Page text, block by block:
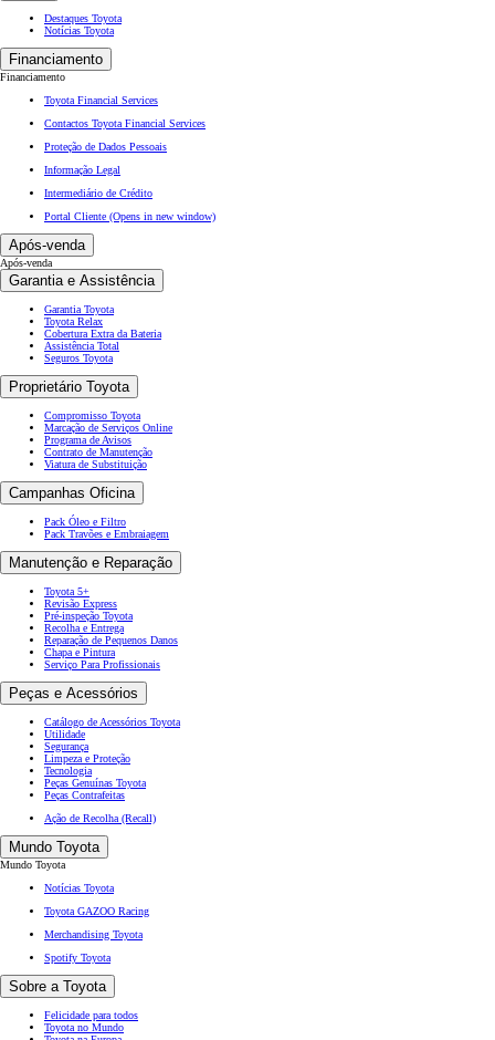
Destaques Toyota
Notícias Toyota
Financiamento
Financiamento
Toyota Financial Services
Contactos Toyota Financial Services
Proteção de Dados Pessoais
Informação Legal
Intermediário de Crédito
Portal Cliente (Opens in new window)
Após-venda
Após-venda
Garantia e Assistência
Garantia Toyota
Toyota Relax
Cobertura Extra da Bateria
Assistência Total
Seguros Toyota
Proprietário Toyota
Compromisso Toyota
Marcação de Serviços Online
Programa de Avisos
Contrato de Manutenção
Viatura de Substituição
Campanhas Oficina
Pack Óleo e Filtro
Pack Travões e Embraiagem
Manutenção e Reparação
Toyota 5+
Revisão Express
Pré-inspeção Toyota
Recolha e Entrega
Reparação de Pequenos Danos
Chapa e Pintura
Serviço Para Profissionais
Peças e Acessórios
Catálogo de Acessórios Toyota
Utilidade
Segurança
Limpeza e Proteção
Tecnologia
Peças Genuínas Toyota
Peças Contrafeitas
Ação de Recolha (Recall)
Mundo Toyota
Mundo Toyota
Notícias Toyota
Toyota GAZOO Racing
Merchandising Toyota
Spotify Toyota
Sobre a Toyota
Felicidade para todos
Toyota no Mundo